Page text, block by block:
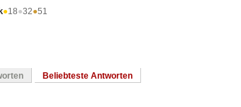
●18●32●51
Beliebteste Antworten